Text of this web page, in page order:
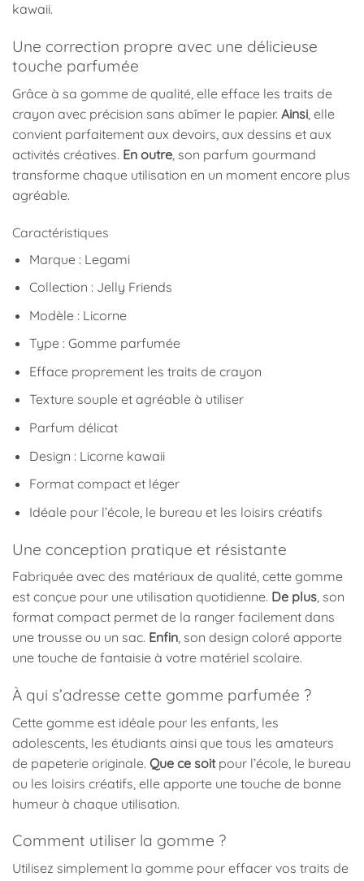
kawaii.
Une correction propre avec une délicieuse
touche parfumée
Grâce à sa gomme de qualité, elle efface les traits de
crayon avec précision sans abîmer le papier. Ainsi , elle
convient parfaitement aux devoirs, aux dessins et aux
activités créatives. En outre , son parfum gourmand
transforme chaque utilisation en un moment encore plus
agréable.
Caractéristiques
Marque : Legami
Collection : Jelly Friends
Modèle : Licorne
Type : Gomme parfumée
Efface proprement les traits de crayon
Texture souple et agréable à utiliser
Parfum délicat
Design : Licorne kawaii
Format compact et léger
Idéale pour l’école, le bureau et les loisirs créatifs
Une conception pratique et résistante
Fabriquée avec des matériaux de qualité, cette gomme
est conçue pour une utilisation quotidienne. De plus, son
format compact permet de la ranger facilement dans
une trousse ou un sac. Enfin, son design coloré apporte
une touche de fantaisie à votre matériel scolaire.
À qui s’adresse cette gomme parfumée ?
Cette gomme est idéale pour les enfants, les
adolescents, les étudiants ainsi que tous les amateurs
de papeterie originale. Que ce soitpour l’école, le bureau
ou les loisirs créatifs, elle apporte une touche de bonne
humeur à chaque utilisation.
Comment utiliser la gomme ?
Utilisez simplement la gomme pour effacer vos traits de